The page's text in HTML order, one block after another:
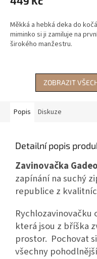
Měkká a hebká deka do
miminko si ji zamiluje na
širokého manžestru.
ZOBRAZIT
Popis Diskuze
Detailní popis
Zavinovačka Gadeo
zapínání na suchý
republice z
která jsou z bříška
prostor. Pochovat
všechny